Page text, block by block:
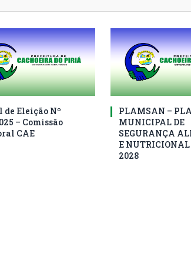
de Eleição Nº
– Comissão
CAE
PLAMSAN –
MUNICIPAL DE
SEGURANÇA
E
2028